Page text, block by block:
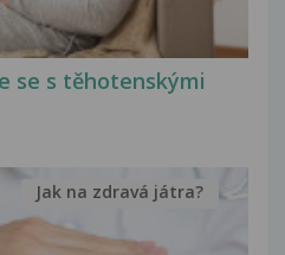
se s těhotenskými
Jak na zdravá játra?